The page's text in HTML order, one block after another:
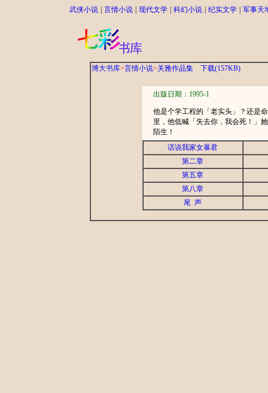
武侠小说 言情小说 现代文学 科幻小说 纪实文学 军事天
博大书库>言情小说>关雅作品集 下载(157KB)
出版日期：1995-1
他是个学工程的「老实头」？还是
里，他低喊「失去你，我会死！」
陌生！
话说我家女暴君
第二章
第五章
第八章
尾 声